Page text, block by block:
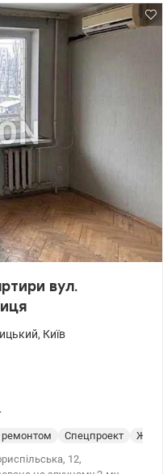
• Стан: Квартира в
та доглянута. •
паркет. Встановлено
в спеку і міжсезоння.
вікнами
та шафи. • Броньовані
з натурального дерева.
тамбур, що
Встановлені лічильники
електропроводка Ціна
вул.
, Київ
ремонтом Спецпроект
12,